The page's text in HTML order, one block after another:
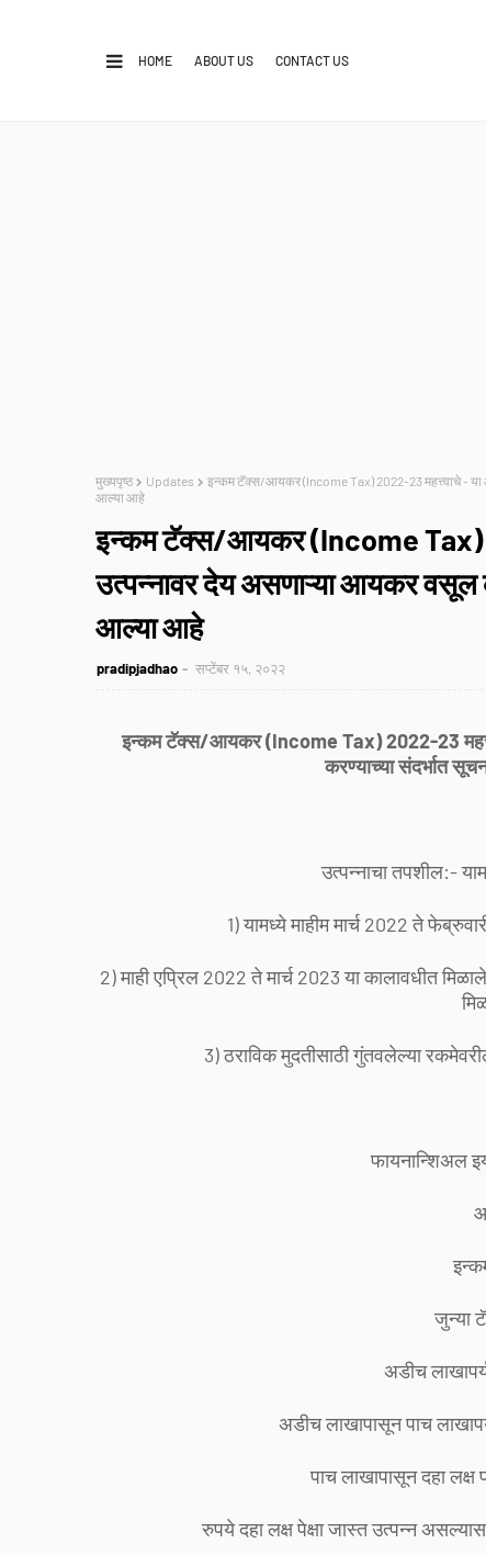
HOME ABOUT US CONTACT US
मुख्यपृष्ठ Updates
इन्कम टॅक्स/आयकर (Income Tax) 2022-23 महत्त्वाचे - या
आल्या आहे
इन्कम टॅक्स/आयकर (Income Tax)
उत्पन्नावर देय असणाऱ्या आयकर वसूल
आल्या आहे
pradipjadhao सप्टेंबर १५, २०२२
इन्कम टॅक्स/आयकर (Income Tax) 2022-23
करण्याच्या संदर्भात
उत्पन्नाचा तपशील:-
1) यामध्ये माहीम मार्च 2022 ते
2) माही एप्रिल 2022 ते मार्च 2023 या कालावधीत
3) ठराविक मुदतीसाठी गुंतवलेल्या
फायनान्शिअल
जुन्या
अडीच
अडीच लाखापासून पाच
पाच लाखापासून दहा
रुपये दहा लक्ष पेक्षा जास्त उत्पन्न